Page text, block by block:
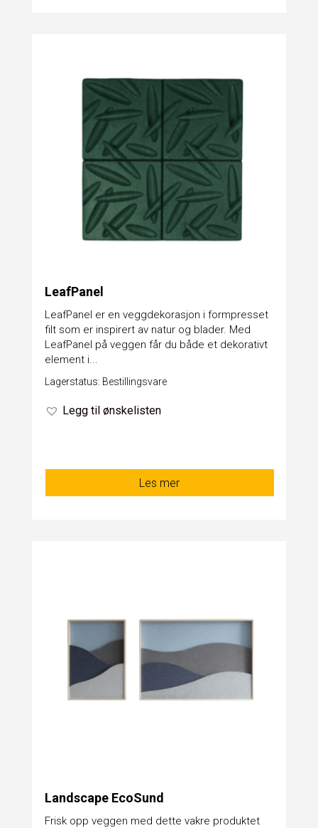
LeafPanel
LeafPanel er en veggdekorasjon i formpresset
filt som er inspirert av natur og blader. Med
LeafPanel på veggen får du både et dekorativt
element i...
Lagerstatus: Bestillingsvare
Legg til ønskelisten
Les mer
Landscape EcoSund
Frisk opp veggen med dette vakre produktet